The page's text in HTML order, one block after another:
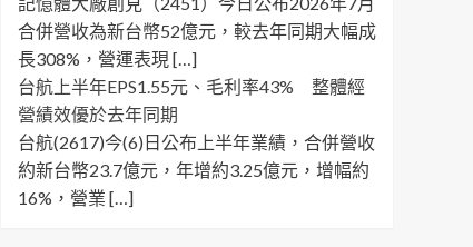
合併營收為新台幣52億元，較去年同期大幅成
長308%，營運表現 […]
台航上半年EPS1.55元、毛利率43% 整體經
營績效優於去年同期
台航(2617)今(6)日公布上半年業績，合併營收
約新台幣23.7億元，年增約3.25億元，增幅約
16%，營業 […]